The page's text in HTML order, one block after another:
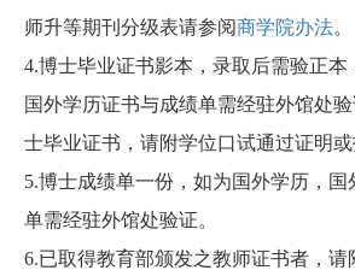
师升等期刊分级表请参阅商学院办法。
4.博士毕业证书影本，录取后需验正本
国外学历证书与成绩单需经驻外馆处
士毕业证书，请附学位口试通过证明或
5.博士成绩单一份，如为国外学历，国
单需经驻外馆处验证。
6.已取得教育部颁发之教师证书者，请